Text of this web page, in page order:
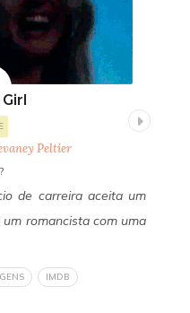
Peltier
de carreira aceita um
romancista com uma
IMDB